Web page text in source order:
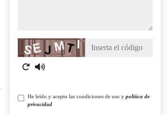
Captcha
He leído y acepto las condiciones de uso y política de
privacidad